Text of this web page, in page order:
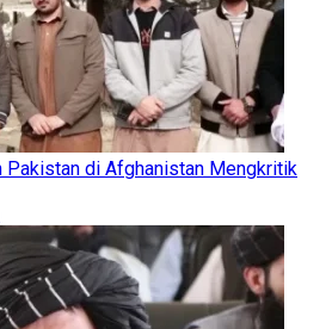
Pakistan di Afghanistan Mengkritik